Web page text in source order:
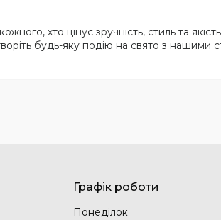
хто цінує зручність, стиль та
будь-яку подію на свято з нашими
Графік роботи
Понеділок